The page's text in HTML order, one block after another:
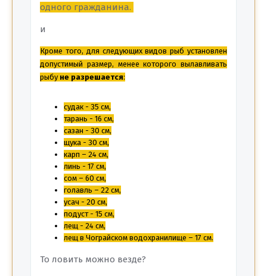
одного гражданина.
и
Кроме того, для следующих видов рыб установлен
допустимый размер, менее которого вылавливать
рыбу не разрешается:
судак - 35 см,
тарань - 16 см,
сазан - 30 см,
щука - 30 см,
карп – 24 см,
линь - 17 см,
сом – 60 см,
голавль – 22 см,
усач - 20 см,
подуст - 15 см,
лещ - 24 см,
лещ в Чограйском водохранилище – 17 см.
То ловить можно везде?